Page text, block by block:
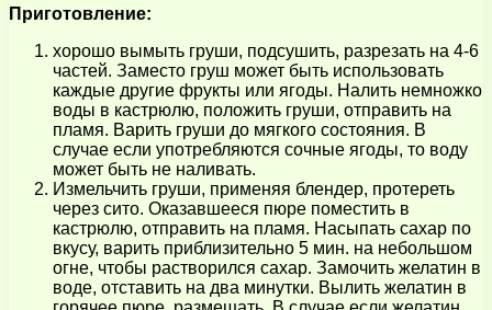
Приготовление:
хорошо вымыть груши, подсушить, разрезать на 4-6
частей. Заместо груш может быть использовать
каждые другие фрукты или ягоды. Налить немножко
воды в кастрюлю, положить груши, отправить на
пламя. Варить груши до мягкого состояния. В
случае если употребляются сочные ягоды, то воду
может быть не наливать.
Измельчить груши, применяя блендер, протереть
через сито. Оказавшееся пюре поместить в
кастрюлю, отправить на пламя. Насыпать сахар по
вкусу, варить приблизительно 5 мин. на небольшом
огне, чтобы растворился сахар. Замочить желатин в
воде, отставить на два минутки. Вылить желатин в